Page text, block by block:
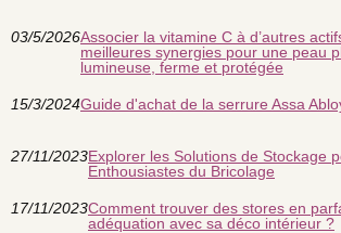
03/5/2026Associer la vitamine C à d’autres
meilleures synergies pour une peau
lumineuse, ferme et protégée
15/3/2024Guide d'achat de la serrure Assa
27/11/2023Explorer les Solutions de Stockage
Enthousiastes du Bricolage
17/11/2023Comment trouver des stores en
adéquation avec sa déco intérieur ?